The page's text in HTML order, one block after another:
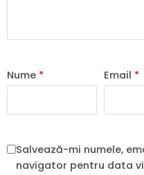
Nume * Email *
Salvează-mi numele,
navigator pentru data